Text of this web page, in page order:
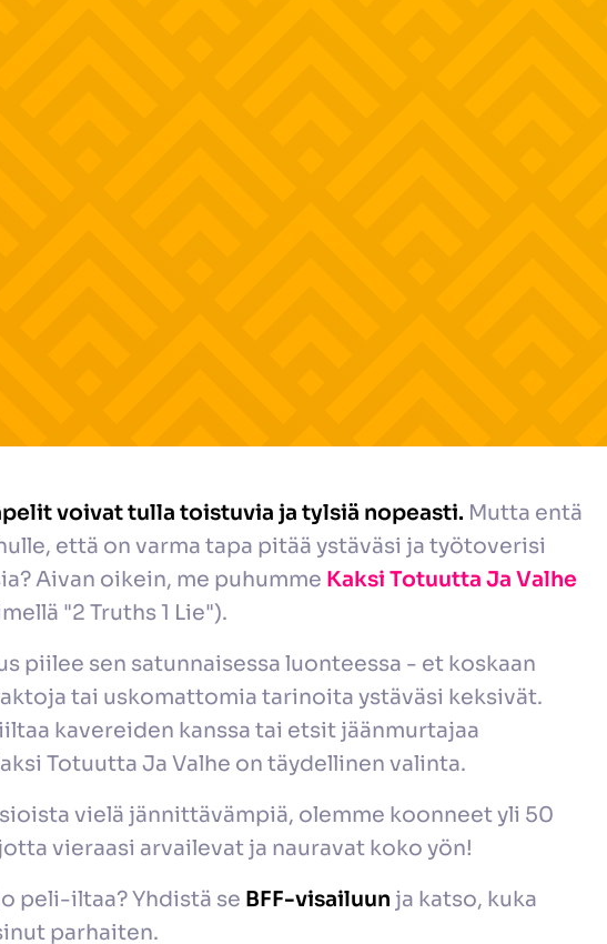
voivat tulla toistuvia ja tylsiä nopeasti. Mutta entä
että on varma tapa pitää ystäväsi ja työtoverisi
Aivan oikein, me puhumme Kaksi Totuutta Ja Valhe
"2 Truths 1 Lie").
piilee sen satunnaisessa luonteessa - et koskaan
tai uskomattomia tarinoita ystäväsi keksivät.
kavereiden kanssa tai etsit jäänmurtajaa
Totuutta Ja Valhe on täydellinen valinta.
vielä jännittävämpiä, olemme koonneet yli 50
vieraasi arvailevat ja nauravat koko yön!
peli-iltaa? Yhdistä se BFF-visailuun ja katso, kuka
parhaiten.